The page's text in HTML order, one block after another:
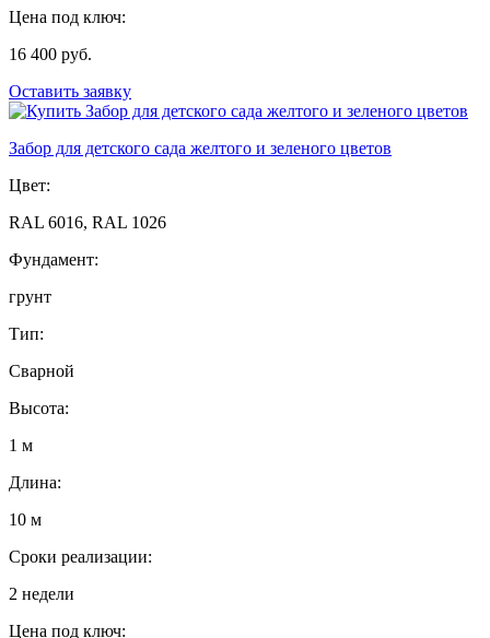
Цена под ключ:
16 400 руб.
Оставить заявку
Забор для детского сада желтого и зеленого цветов
Цвет:
RAL 6016, RAL 1026
Фундамент:
грунт
Тип:
Сварной
Высота:
1 м
Длина:
10 м
Сроки реализации:
2 недели
Цена под ключ: